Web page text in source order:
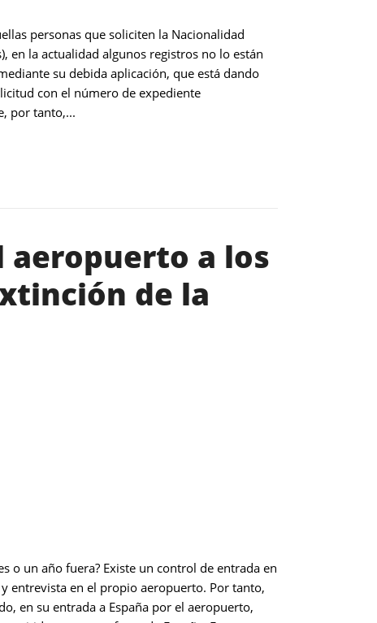
personas que soliciten la Nacionalidad
en la actualidad algunos registros no lo están
su debida aplicación, que está dando
con el número de expediente
por tanto,...
aeropuerto a los
de la
o un año fuera? Existe un control de entrada en
entrevista en el propio aeropuerto. Por tanto,
en su entrada a España por el aeropuerto,